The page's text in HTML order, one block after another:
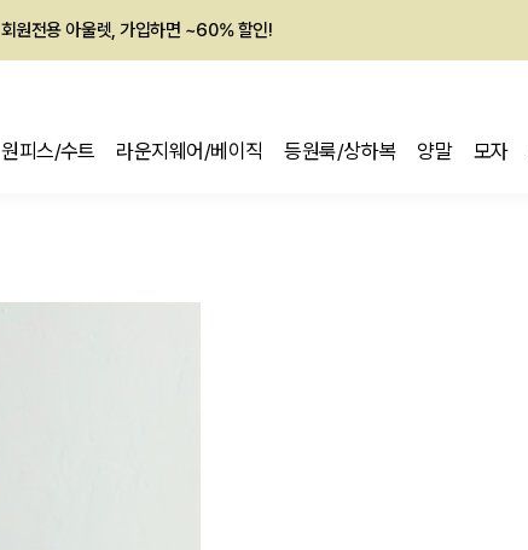
회원전용 아울렛, 가입하면 ~60% 할인!
원피스/수트 라운지웨어/베이직 등원룩/상하복 양말 모자